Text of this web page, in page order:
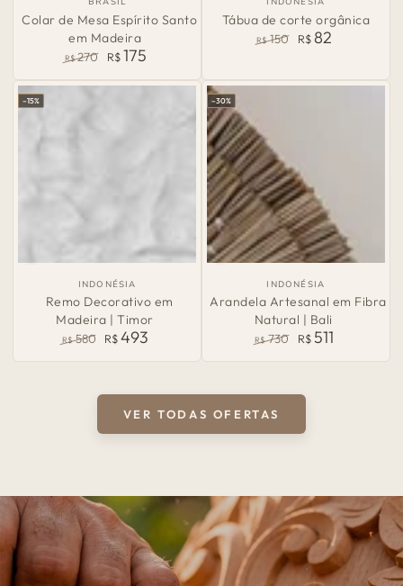
de
Origem:
Colar de Mesa Espírito Santo
em Madeira
normal
R$ 270
de
R$175
de
Origem:
Tábua de corte orgânica
R$ 150
venda
R$ 82
País
de
Origem:
INDONÉSIA
Remo Decorativo em
Madeira | Timor
R$ 580 R$ 493
–15%
País
de
Origem:
INDONÉSIA
Arandela Artesanal em Fibra
Natural | Bali
R$ 730 R$ 511
–30%
VER TODAS OFERTAS